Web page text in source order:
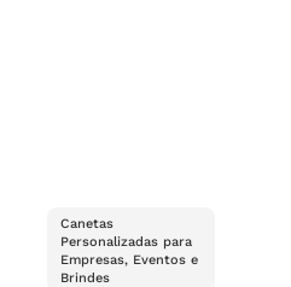
Canetas
Personalizadas para
Empresas, Eventos e
Brindes